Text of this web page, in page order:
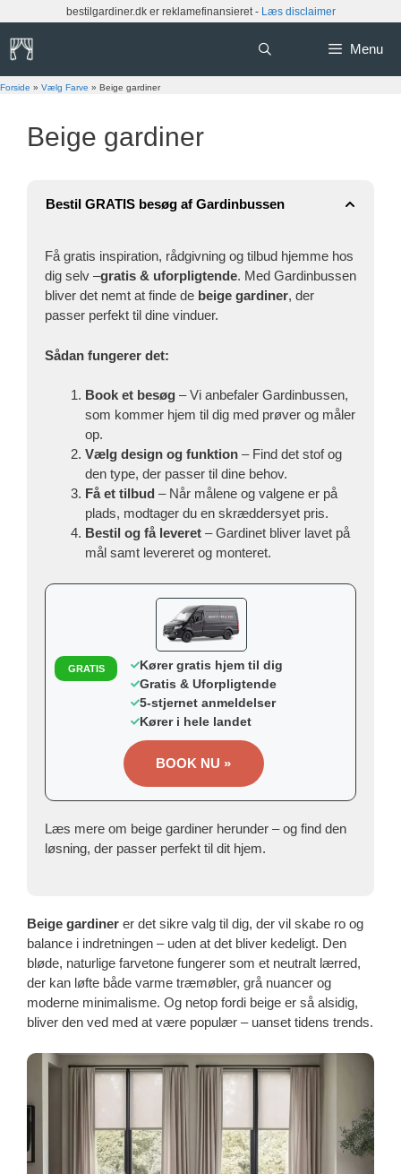
indhold
bestilgardiner.dk er reklamefinansieret - Læs disclaimer
Menu
Forside » Vælg Farve » Beige gardiner
Beige gardiner
Bestil GRATIS besøg af Gardinbussen
Få gratis inspiration, rådgivning og tilbud hjemme hos
dig selv –gratis & uforpligtende. Med Gardinbussen
bliver det nemt at finde de beige gardiner, der
passer perfekt til dine vinduer.
Sådan fungerer det:
Book et besøg – Vi anbefaler Gardinbussen,
som kommer hjem til dig med prøver og måler
op.
Vælg design og funktion – Find det stof og
den type, der passer til dine behov.
Få et tilbud – Når målene og valgene er på
plads, modtager du en skræddersyet pris.
Bestil og få leveret – Gardinet bliver lavet på
mål samt levereret og monteret.
GRATIS
Kører gratis hjem til dig
Gratis & Uforpligtende
5-stjernet anmeldelser
Kører i hele landet
BOOK NU »
Læs mere om beige gardiner herunder – og find den
løsning, der passer perfekt til dit hjem.
Beige gardiner er det sikre valg til dig, der vil skabe ro og
balance i indretningen – uden at det bliver kedeligt. Den
bløde, naturlige farvetone fungerer som et neutralt lærred,
der kan løfte både varme træmøbler, grå nuancer og
moderne minimalisme. Og netop fordi beige er så alsidig,
bliver den ved med at være populær – uanset tidens trends.